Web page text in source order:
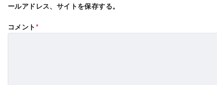
ールアドレス、サイトを保存する。
コメント*